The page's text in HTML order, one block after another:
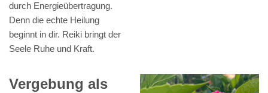
durch Energieübertragung.
Denn die echte Heilung
beginnt in dir. Reiki bringt der
Seele Ruhe und Kraft.
Vergebung als